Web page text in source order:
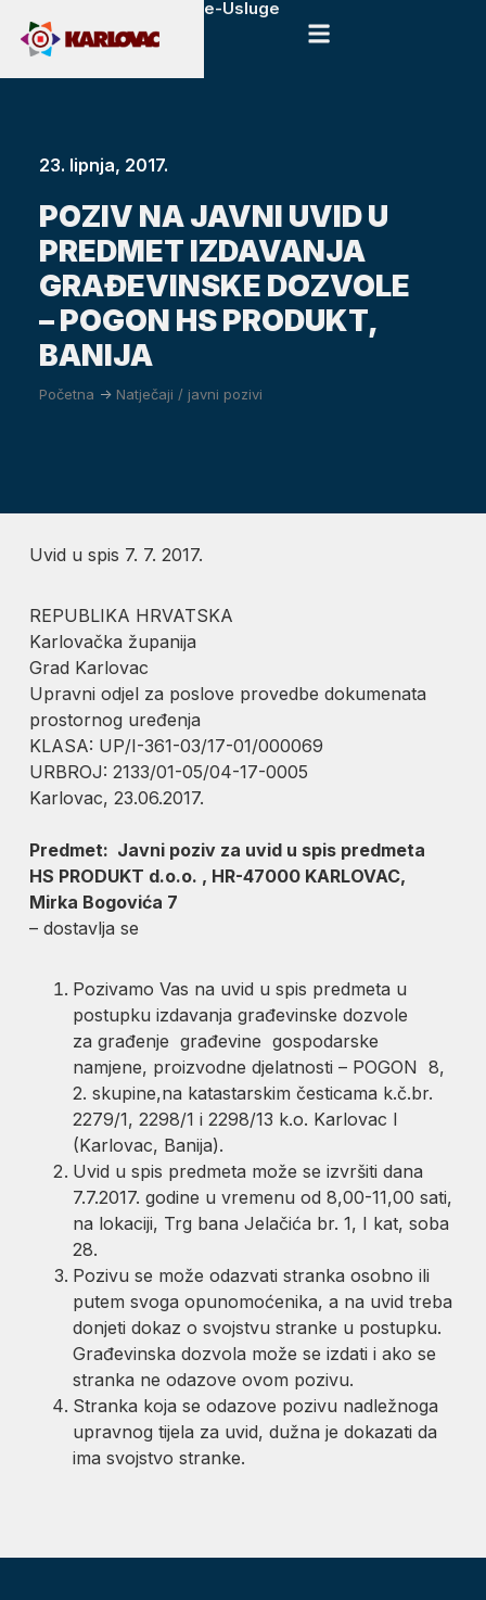
e-Usluge
23. lipnja, 2017.
POZIV NA JAVNI UVID U
PREDMET IZDAVANJA
GRAĐEVINSKE DOZVOLE
– POGON HS PRODUKT,
BANIJA
Početna -> Natječaji / javni pozivi
Uvid u spis 7. 7. 2017.
REPUBLIKA HRVATSKA
Karlovačka županija
Grad Karlovac
Upravni odjel za poslove provedbe dokumenata
prostornog uređenja
KLASA: UP/I-361-03/17-01/000069
URBROJ: 2133/01-05/04-17-0005
Karlovac, 23.06.2017.
Predmet: Javni poziv za uvid u spis predmeta
HS PRODUKT d.o.o. , HR-47000 KARLOVAC,
Mirka Bogovića 7
– dostavlja se
Pozivamo Vas na uvid u spis predmeta u
postupku izdavanja građevinske dozvole
za građenje građevine gospodarske
namjene, proizvodne djelatnosti – POGON 8,
2. skupine,na katastarskim česticama k.č.br.
2279/1, 2298/1 i 2298/13 k.o. Karlovac I
(Karlovac, Banija).
Uvid u spis predmeta može se izvršiti dana
7.7.2017. godine u vremenu od 8,00-11,00 sati,
na lokaciji, Trg bana Jelačića br. 1, I kat, soba
28.
Pozivu se može odazvati stranka osobno ili
putem svoga opunomoćenika, a na uvid treba
donjeti dokaz o svojstvu stranke u postupku.
Građevinska dozvola može se izdati i ako se
stranka ne odazove ovom pozivu.
Stranka koja se odazove pozivu nadležnoga
upravnog tijela za uvid, dužna je dokazati da
ima svojstvo stranke.